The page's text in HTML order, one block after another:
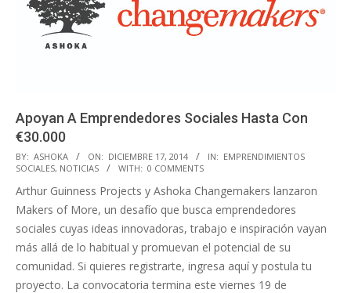
Apoyan A Emprendedores Sociales Hasta Con
€30.000
2014-
12-
17
BY: ASHOKA ON: DICIEMBRE 17, 2014 IN: EMPRENDIMIENTOS
SOCIALES, NOTICIAS WITH: 0 COMMENTS
Arthur Guinness Projects y Ashoka Changemakers lanzaron
Makers of More, un desafío que busca emprendedores
sociales cuyas ideas innovadoras, trabajo e inspiración vayan
más allá de lo habitual y promuevan el potencial de su
comunidad. Si quieres registrarte, ingresa aquí y postula tu
proyecto. La convocatoria termina este viernes 19 de